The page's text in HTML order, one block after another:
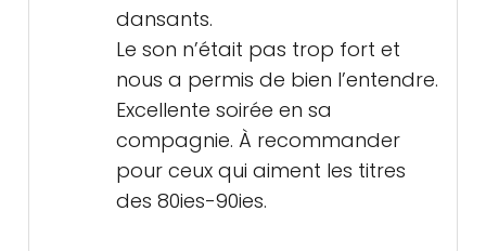
dansants.
Le son n’était pas trop fort et
nous a permis de bien l’entendre.
Excellente soirée en sa
compagnie. À recommander
pour ceux qui aiment les titres
des 80ies-90ies.